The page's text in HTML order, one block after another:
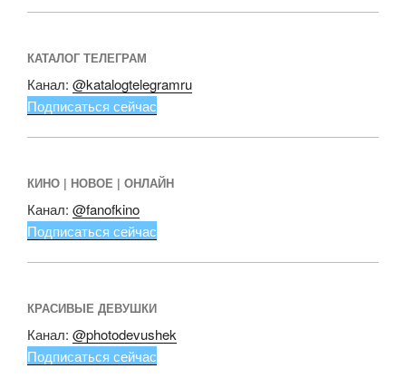
КАТАЛОГ ТЕЛЕГРАМ
Канал: @katalogtelegramru
Подписаться сейчас
КИНО | НОВОЕ | ОНЛАЙН
Канал: @fanofkino
Подписаться сейчас
КРАСИВЫЕ ДЕВУШКИ
Канал: @photodevushek
Подписаться сейчас